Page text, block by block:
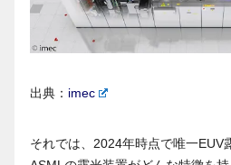
出典： imec
それでは、2024年時点で唯一EUV